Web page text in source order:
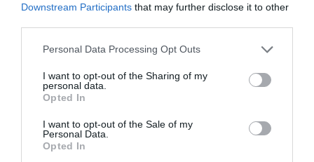
Downstream Participants that may further disclose it to other
Personal Data Processing Opt Outs
I want to opt-out of the Sharing of my
personal data.
Opted In
I want to opt-out of the Sale of my
Personal Data.
Opted In
Šioje kosminės erdvės dalyje Saulės vėjas, sudarytas iš mūsų
dalies iš visko sprendžiant veržiasi į tarpžvaigždinę ervę. Ši
„Voyager-1“ dabar mums praneša esantis sąstingio regione,
išoriniame Saulės sistemą gaubiančio heliosferos „burbulo“ apvalkale, –
kad tai, kas yra išorinėje dalyje, tarsi atotranka veikia vidinę sritį.
nebereikės ilgai laukti, kad sužinotume, kokia iš tikrųjų yra